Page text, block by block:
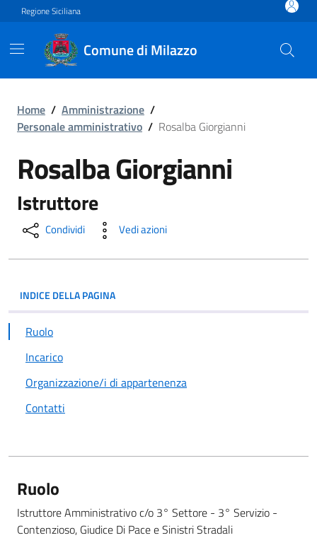
Vai ai contenuti
Vai al footer
Regione Siciliana
Comune di Milazzo
Rosalba Giorgianni
Home / Amministrazione /
Personale amministrativo / Rosalba Giorgianni
Rosalba Giorgianni
Istruttore
Condividi Vedi azioni
INDICE DELLA PAGINA
Ruolo
Incarico
Organizzazione/i di appartenenza
Contatti
Ruolo
Istruttore Amministrativo c/o 3° Settore - 3° Servizio -
Contenzioso, Giudice Di Pace e Sinistri Stradali